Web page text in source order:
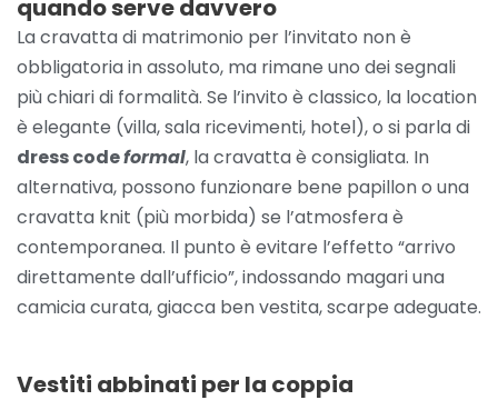
quando serve davvero
La cravatta di matrimonio per l’invitato non è
obbligatoria in assoluto, ma rimane uno dei segnali
più chiari di formalità. Se l’invito è classico, la location
è elegante (villa, sala ricevimenti, hotel), o si parla di
dress codeformal, la cravatta è consigliata. In
alternativa, possono funzionare bene papillon o una
cravatta knit (più morbida) se l’atmosfera è
contemporanea. Il punto è evitare l’effetto “arrivo
direttamente dall’ufficio”, indossando magari una
camicia curata, giacca ben vestita, scarpe adeguate.
Vestiti abbinati per la coppia